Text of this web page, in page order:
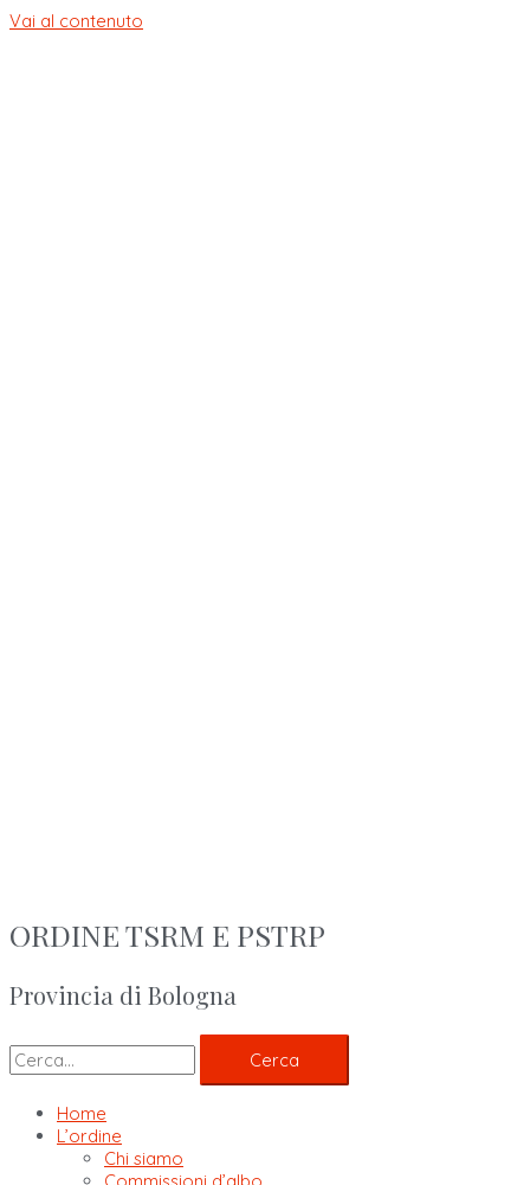
Vai al contenuto
ORDINE TSRM E PSTRP
Provincia di Bologna
Cerca
Home
L’ordine
Chi siamo